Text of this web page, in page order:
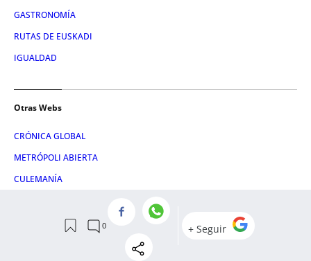
GASTRONOMÍA
RUTAS DE EUSKADI
IGUALDAD
Otras Webs
CRÓNICA GLOBAL
METRÓPOLI ABIERTA
CULEMANÍA
ATLÁNTICO HOY